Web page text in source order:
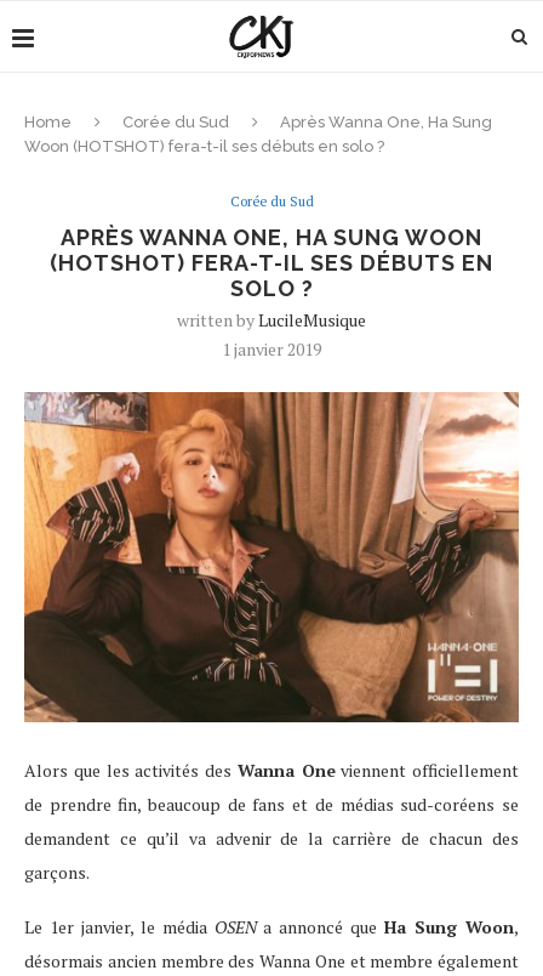
Home Corée du Sud
Après Wanna One, Ha Sung
Woon (HOTSHOT) fera-t-il ses débuts en solo ?
Corée du Sud
APRÈS WANNA ONE, HA SUNG WOON
(HOTSHOT) FERA-T-IL SES DÉBUTS EN
SOLO ?
written byLucileMusique
1 janvier 2019
Alors que les activités des Wanna Oneviennent officiellement
de prendre fin, beaucoup de fans et de médias sud-coréens se
demandent ce qu’il va advenir de la carrière de chacun des
garçons.
Le 1er janvier, le média OSENa annoncé queHa Sung Woon,
désormais ancien membre des Wanna One et membre également